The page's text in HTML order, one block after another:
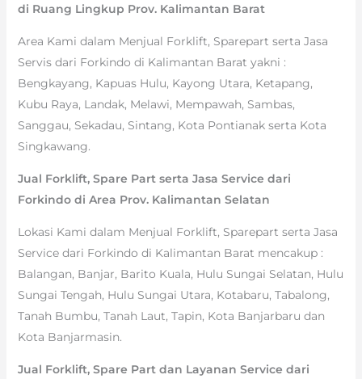
di Ruang Lingkup Prov. Kalimantan Barat
Area Kami dalam Menjual Forklift, Sparepart serta Jasa
Servis dari Forkindo di Kalimantan Barat yakni :
Bengkayang, Kapuas Hulu, Kayong Utara, Ketapang,
Kubu Raya, Landak, Melawi, Mempawah, Sambas,
Sanggau, Sekadau, Sintang, Kota Pontianak serta Kota
Singkawang.
Jual Forklift, Spare Part serta Jasa Service dari
Forkindo di Area Prov. Kalimantan Selatan
Lokasi Kami dalam Menjual Forklift, Sparepart serta Jasa
Service dari Forkindo di Kalimantan Barat mencakup :
Balangan, Banjar, Barito Kuala, Hulu Sungai Selatan, Hulu
Sungai Tengah, Hulu Sungai Utara, Kotabaru, Tabalong,
Tanah Bumbu, Tanah Laut, Tapin, Kota Banjarbaru dan
Kota Banjarmasin.
Jual Forklift, Spare Part dan Layanan Service dari